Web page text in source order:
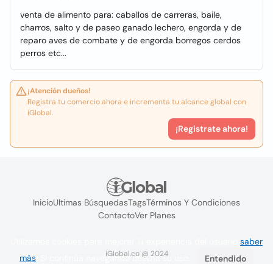
venta de alimento para: caballos de carreras, baile,
charros, salto y de paseo ganado lechero, engorda y de
reparo aves de combate y de engorda borregos cerdos
perros etc...
¡Atención dueños!
Registra tu comercio ahora e incrementa tu alcance global con
iGlobal.
¡Registrate ahora!
InicioUltimas BúsquedasTagsTérminos Y Condiciones
ContactoVer Planes
iGlobal.co @ 2024
saber
más . Si continúa navegando acepta su uso. Entendido